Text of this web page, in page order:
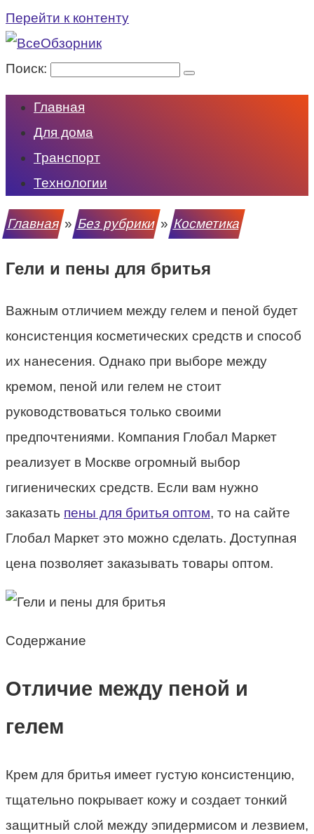
Перейти к контенту
Поиск:
Главная
Для дома
Транспорт
Технологии
Главная»Без рубрики»Косметика
Гели и пены для бритья
Важным отличием между гелем и пеной будет
консистенция косметических средств и способ
их нанесения. Однако при выборе между
кремом, пеной или гелем не стоит
руководствоваться только своими
предпочтениями. Компания Глобал Маркет
реализует в Москве огромный выбор
гигиенических средств. Если вам нужно
заказать пены для бритья оптом, то на сайте
Глобал Маркет это можно сделать. Доступная
цена позволяет заказывать товары оптом.
Содержание
Отличие между пеной и
гелем
Крем для бритья имеет густую консистенцию,
тщательно покрывает кожу и создает тонкий
защитный слой между эпидермисом и лезвием,